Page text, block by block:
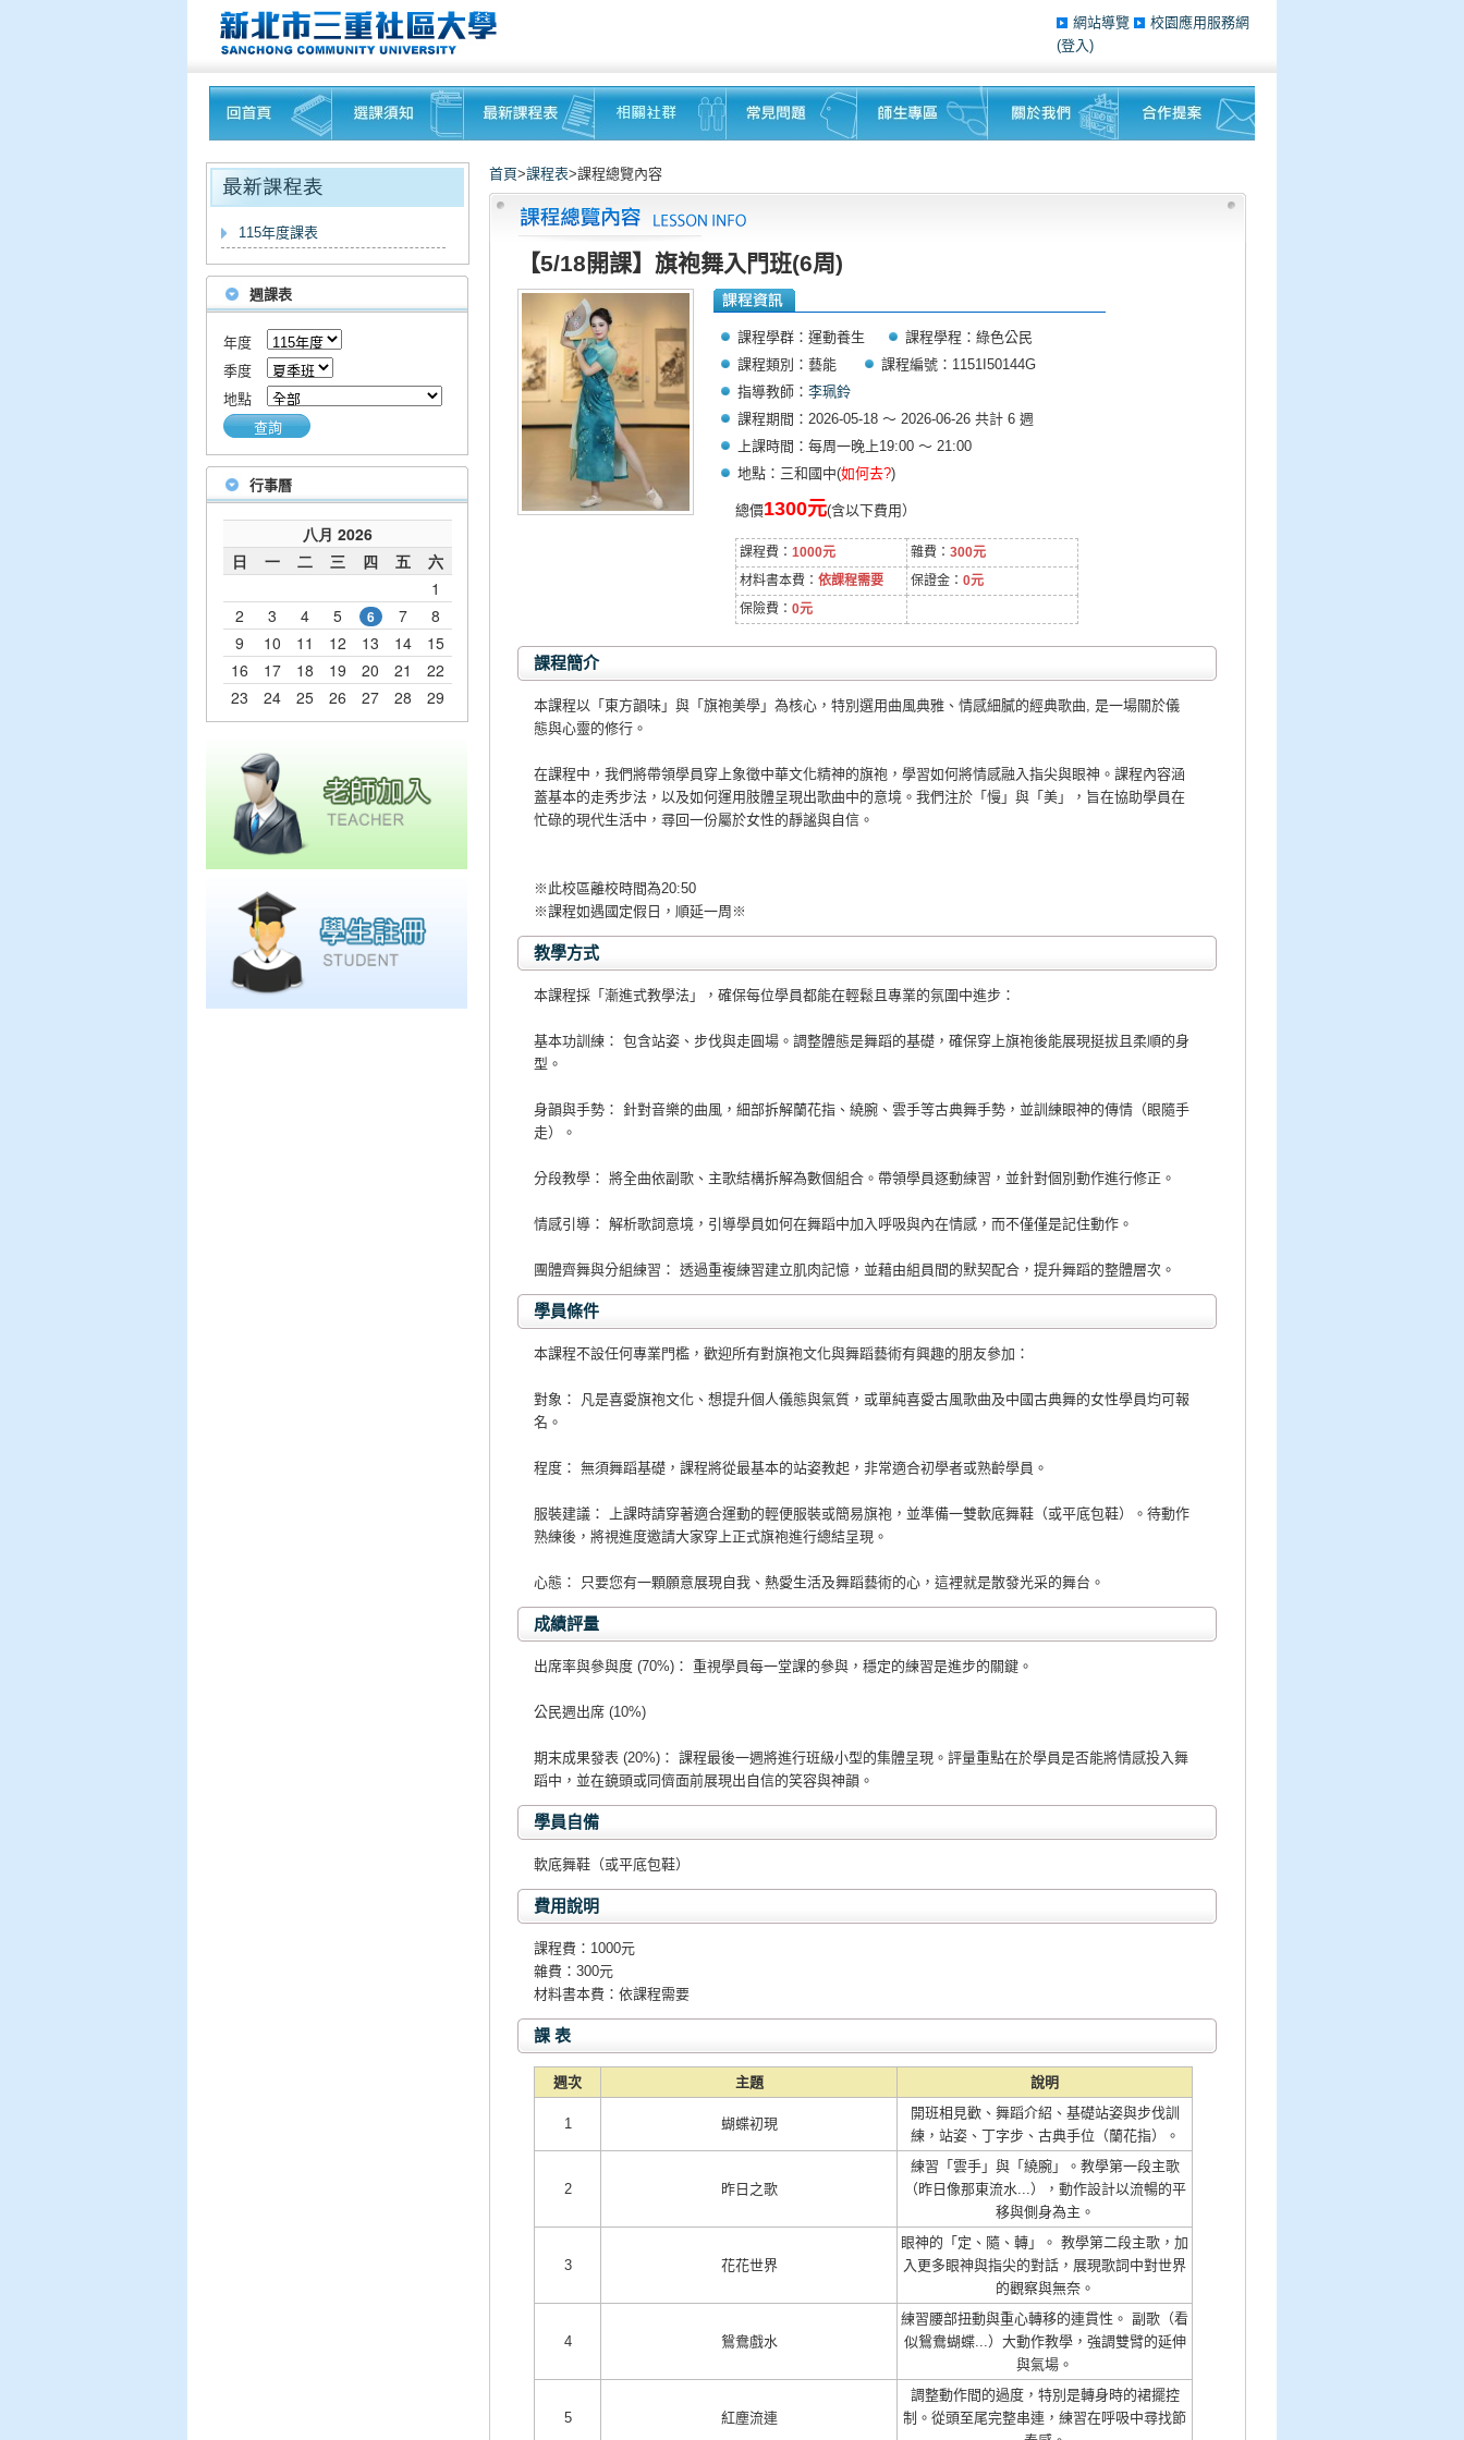
網站導覽
校園應用服務網
(登入)
115年度課表
週課表
年度
季度
地點
查詢
行事曆
首頁>課程表>課程總覽內容
【5/18開課】旗袍舞入門班(6周)
課程學群：運動養生
課程學程：綠色公民
課程類別：藝能
課程編號：1151I50144G
指導教師： 李珮鈴
課程期間：2026-05-18 ～ 2026-06-26 共計 6 週
上課時間：每周一晚上19:00 ～ 21:00
地點：三和國中(如何去?)
總價1300元(含以下費用）
課程費： 1000元 雜費： 300元
材料書本費： 依課程需要 保證金： 0元
保險費： 0元
課程簡介
本課程以「東方韻味」與「旗袍美學」為核心，特別選用曲風典雅、情感細膩的經典歌曲, 是一場關於儀
態與心靈的修行。
在課程中，我們將帶領學員穿上象徵中華文化精神的旗袍，學習如何將情感融入指尖與眼神。課程內容涵
蓋基本的走秀步法，以及如何運用肢體呈現出歌曲中的意境。我們注於「慢」與「美」，旨在協助學員在
忙碌的現代生活中，尋回一份屬於女性的靜謐與自信。
※此校區離校時間為20:50
※課程如遇國定假日，順延一周※
教學方式
本課程採「漸進式教學法」，確保每位學員都能在輕鬆且專業的氛圍中進步：
基本功訓練： 包含站姿、步伐與走圓場。調整體態是舞蹈的基礎，確保穿上旗袍後能展現挺拔且柔順的身
型。
身韻與手勢： 針對音樂的曲風，細部拆解蘭花指、繞腕、雲手等古典舞手勢，並訓練眼神的傳情（眼隨手
走）。
分段教學： 將全曲依副歌、主歌結構拆解為數個組合。帶領學員逐動練習，並針對個別動作進行修正。
情感引導： 解析歌詞意境，引導學員如何在舞蹈中加入呼吸與內在情感，而不僅僅是記住動作。
團體齊舞與分組練習： 透過重複練習建立肌肉記憶，並藉由組員間的默契配合，提升舞蹈的整體層次。
學員條件
本課程不設任何專業門檻，歡迎所有對旗袍文化與舞蹈藝術有興趣的朋友參加：
對象： 凡是喜愛旗袍文化、想提升個人儀態與氣質，或單純喜愛古風歌曲及中國古典舞的女性學員均可報
名。
程度： 無須舞蹈基礎，課程將從最基本的站姿教起，非常適合初學者或熟齡學員。
服裝建議： 上課時請穿著適合運動的輕便服裝或簡易旗袍，並準備一雙軟底舞鞋（或平底包鞋）。待動作
熟練後，將視進度邀請大家穿上正式旗袍進行總結呈現。
心態： 只要您有一顆願意展現自我、熱愛生活及舞蹈藝術的心，這裡就是散發光采的舞台。
成績評量
出席率與參與度 (70%)： 重視學員每一堂課的參與，穩定的練習是進步的關鍵。
公民週出席 (10%)
期末成果發表 (20%)： 課程最後一週將進行班級小型的集體呈現。評量重點在於學員是否能將情感投入舞
蹈中，並在鏡頭或同儕面前展現出自信的笑容與神韻。
學員自備
軟底舞鞋（或平底包鞋）
費用說明
課程費：1000元
雜費：300元
材料書本費：依課程需要
課 表
週次 主題 說明
1 蝴蝶初現
開班相見歡、舞蹈介紹、基礎站姿與步伐訓
練，站姿、丁字步、古典手位（蘭花指）。
2 昨日之歌
練習「雲手」與「繞腕」。教學第一段主歌
（昨日像那東流水...），動作設計以流暢的平
移與側身為主。
3 花花世界
眼神的「定、隨、轉」。 教學第二段主歌，加
入更多眼神與指尖的對話，展現歌詞中對世界
的觀察與無奈。
4 鴛鴦戲水
練習腰部扭動與重心轉移的連貫性。 副歌（看
似鴛鴦蝴蝶...）大動作教學，強調雙臂的延伸
與氣場。
5 紅塵流連
調整動作間的過度，特別是轉身時的裙擺控
制。從頭至尾完整串連，練習在呼吸中尋找節